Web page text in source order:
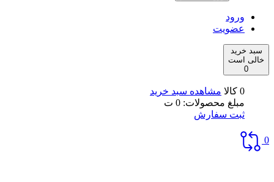
ورود
عضویت
سبد خرید
خالی است
0
0 کالا
مشاهده سبد خرید
مبلغ محصولات: 0 ت
ثبت سفارش
0